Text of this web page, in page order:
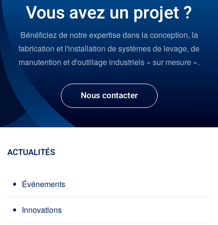
Vous avez un projet ?
Bénéficiez de notre expertise dans la conception, la
fabrication et l'installation de systèmes de levage, de
manutention et d'outillage industriels « sur mesure ».
Nous contacter
ACTUALITÉS
Événements
Innovations